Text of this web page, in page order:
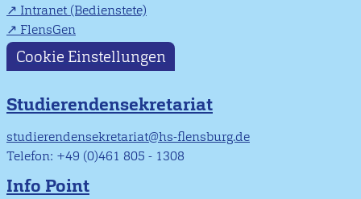
Intranet (Bedienstete)
FlensGen
Cookie Einstellungen
Studierendensekretariat
studierendensekretariat@hs-flensburg.de
Telefon: +49 (0)461 805 - 1308
Info Point